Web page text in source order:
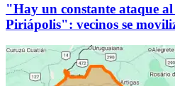
"Hay un constante ataque
Piriápolis": vecinos se